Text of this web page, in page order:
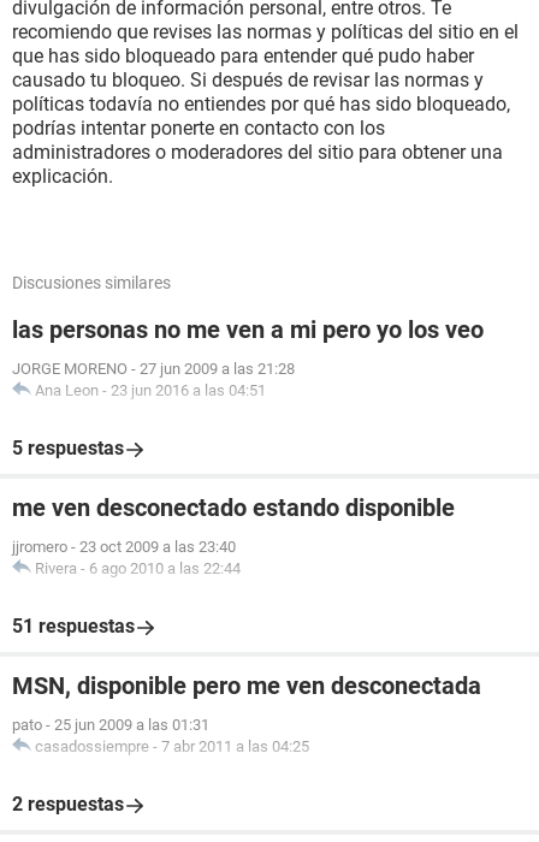
divulgación de información personal, entre otros. Te
recomiendo que revises las normas y políticas del sitio en el
que has sido bloqueado para entender qué pudo haber
causado tu bloqueo. Si después de revisar las normas y
políticas todavía no entiendes por qué has sido bloqueado,
podrías intentar ponerte en contacto con los
administradores o moderadores del sitio para obtener una
explicación.
Discusiones similares
las personas no me ven a mi pero yo los veo
JORGE MORENO - 27 jun 2009 a las 21:28
Ana Leon - 23 jun 2016 a las 04:51
5 respuestas
me ven desconectado estando disponible
jjromero - 23 oct 2009 a las 23:40
Rivera - 6 ago 2010 a las 22:44
51 respuestas
MSN, disponible pero me ven desconectada
pato - 25 jun 2009 a las 01:31
casadossiempre - 7 abr 2011 a las 04:25
2 respuestas